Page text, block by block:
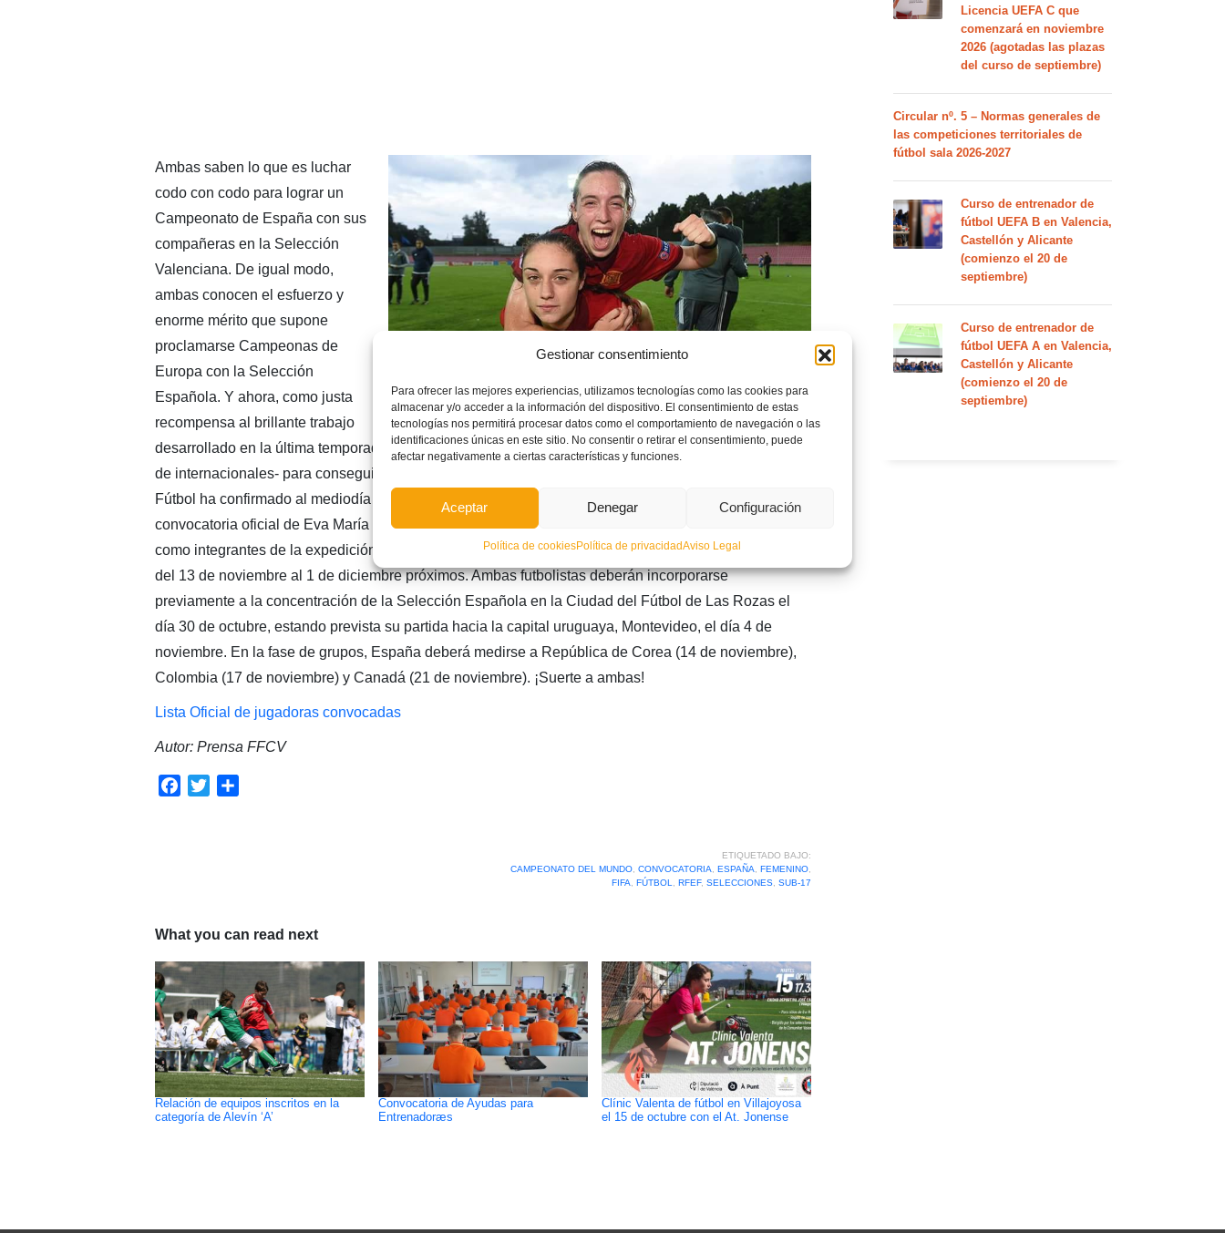
Gestionar consentimiento
Para ofrecer las mejores experiencias, utilizamos tecnologías como las cookies para
almacenar y/o acceder a la información del dispositivo. El consentimiento de estas
tecnologías nos permitirá procesar datos como el comportamiento de navegación o las
identificaciones únicas en este sitio. No consentir o retirar el consentimiento, puede
afectar negativamente a ciertas características y funciones.
Aceptar Denegar Configuración
Política de cookiesPolítica de privacidadAviso Legal
Ambas saben lo que es luchar
codo con codo para lograr un
Campeonato de España con sus
compañeras en la Selección
Valenciana. De igual modo,
ambas conocen el esfuerzo y
enorme mérito que supone
proclamarse Campeonas de
Europa con la Selección
Española. Y ahora, como justa
recompensa al brillante trabajo
desarrollado en la última temporada, ambas tendrán la increíble oportunidad de sumar -junto al resto
de internacionales- para conseguir un Campeonato del Mundo. La Real Federación Española de
Fútbol ha confirmado al mediodía de hoy, a petición de la seleccionadora nacional, Toña Is, la
convocatoria oficial de Eva María Navarro García (Levante UD) y Aixa Salvador García (Villarreal CF)
como integrantes de la expedición española al Mundial FIFA Sub-17 de Uruguay, que se desarrollará
del 13 de noviembre al 1 de diciembre próximos. Ambas futbolistas deberán incorporarse
previamente a la concentración de la Selección Española en la Ciudad del Fútbol de Las Rozas el
día 30 de octubre, estando prevista su partida hacia la capital uruguaya, Montevideo, el día 4 de
noviembre. En la fase de grupos, España deberá medirse a República de Corea (14 de noviembre),
Colombia (17 de noviembre) y Canadá (21 de noviembre). ¡Suerte a ambas!
Lista Oficial de jugadoras convocadas
Autor: Prensa FFCV
Facebook
Twitter
ETIQUETADO BAJO:
CAMPEONATO DEL MUNDO, CONVOCATORIA ESPAÑA FEMENINO,
FIFA
FÚTBOL RFEF, SELECCIONES, SUB-17
What you can read next
Relación de equipos inscritos en la
categoría de Alevín ‘A’
Convocatoria de Ayudas para
Entrenadoræs
Clínic Valenta de fútbol en Villajoyosa
el 15 de octubre con el At. Jonense
Licencia UEFA C que
comenzará en noviembre
2026 (agotadas las plazas
del curso de septiembre)
Circular nº. 5 – Normas generales de
las competiciones territoriales de
fútbol sala 2026-2027
Curso de entrenador de
fútbol UEFA B en Valencia,
Castellón y Alicante
(comienzo el 20 de
septiembre)
Curso de entrenador de
fútbol UEFA A en Valencia,
Castellón y Alicante
(comienzo el 20 de
septiembre)